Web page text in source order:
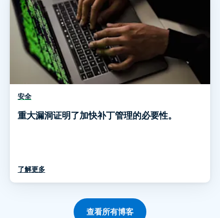
安全
重大漏洞证明了加快补丁管理的必要性。
了解更多
查看所有博客